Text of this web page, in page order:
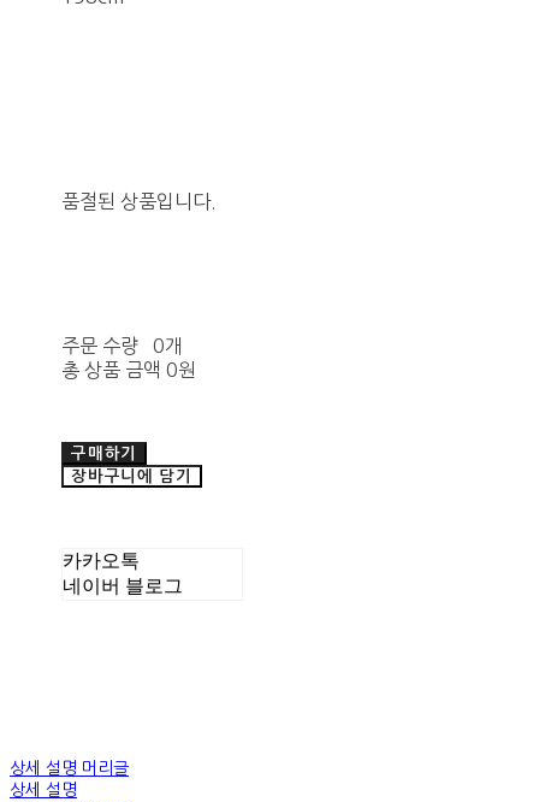
품절된 상품입니다.
주문 수량
0개
총 상품 금액 0원
구매하기
장바구니에 담기
카카오톡
네이버 블로그
상세 설명 머리글
상세 설명